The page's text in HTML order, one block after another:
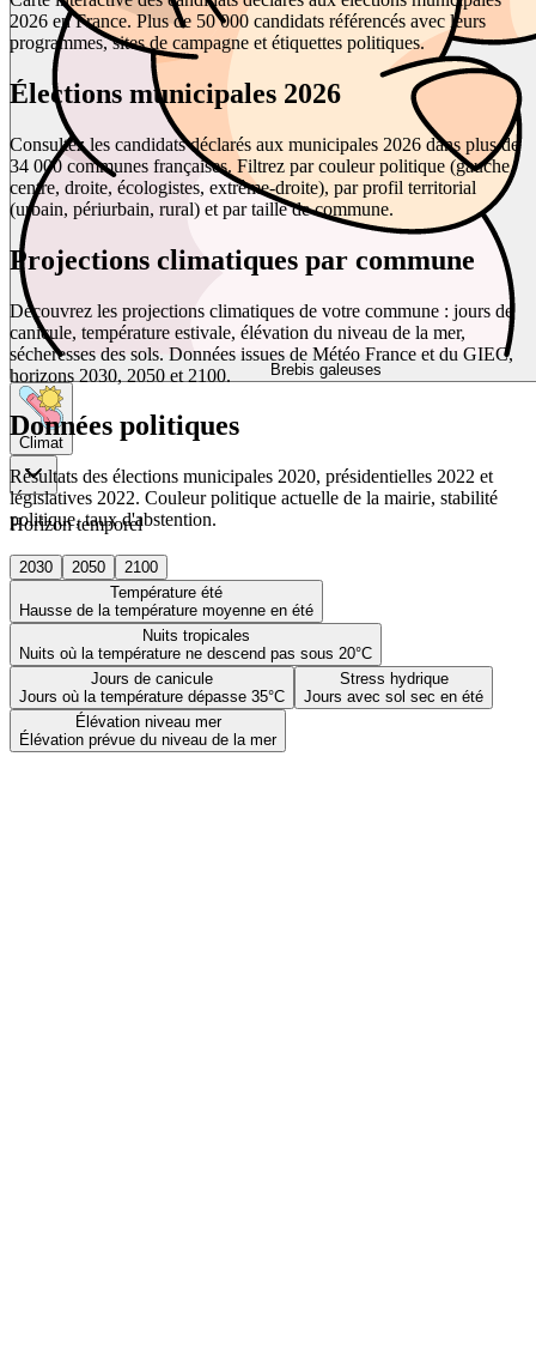
Brebis galeuses
Climat
Horizon temporel
2030 2050
2100
Température été
Hausse de la température moyenne en été
Nuits tropicales
Nuits où la température ne descend pas sous 20°C
Jours de canicule
Jours où la température dépasse 35°C
Stress hydrique
Jours avec sol sec en été
Élévation niveau mer
Élévation prévue du niveau de la mer
2026 en France. Plus de 50 000 candidats référencés avec leurs
programmes, sites de campagne et étiquettes politiques.
Élections municipales 2026
Consultez les candidats déclarés aux municipales 2026 dans plus de
34 000 communes françaises. Filtrez par couleur politique (gauche,
centre, droite, écologistes, extrême-droite), par profil territorial
(urbain, périurbain, rural) et par taille de commune.
Projections climatiques par commune
Découvrez les projections climatiques de votre commune : jours de
canicule, température estivale, élévation du niveau de la mer,
sécheresses des sols. Données issues de Météo France et du GIEC,
horizons 2030, 2050 et 2100.
Données politiques
Résultats des élections municipales 2020, présidentielles 2022 et
législatives 2022. Couleur politique actuelle de la mairie, stabilité
politique, taux d'abstention.